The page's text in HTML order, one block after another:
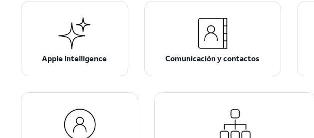
Apple Intelligence Comunicación y contactos